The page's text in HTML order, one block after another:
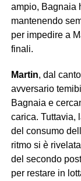
ampio, Bagnaia
mantenendo
per impedire a
finali.
Martin, dal
avversario
Bagnaia e
carica. Tuttavia,
del consumo
ritmo si è
del secondo
per restare in